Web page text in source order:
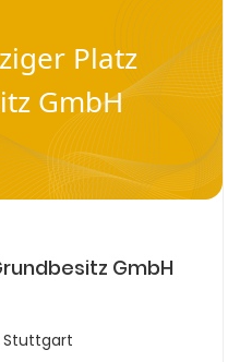
Platz
GmbH
GmbH
Stuttgart